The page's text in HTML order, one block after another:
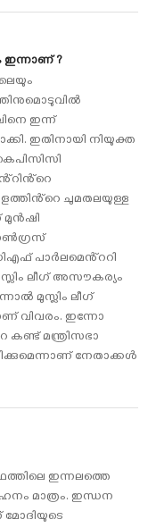
ഇന്നാണ് ?
ഇന്ന്
ഇതിനായി നിയുക്ത
ചുമതലയുള്ള
മുൻഷി
പാർലമെൻ്ററി
ലീഗ് അസൗകര്യം
മുസ്ലിം ലീഗ്
വിവരം. ഇന്നോ
മന്ത്രിസഭാ
നേതാക്കൾ
ഇന്നലത്തെ
മാത്രം. ഇന്ധന
മോദിയുടെ